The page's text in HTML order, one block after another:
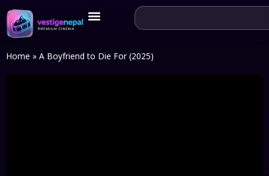
Home » A Boyfriend to Die For (2025)